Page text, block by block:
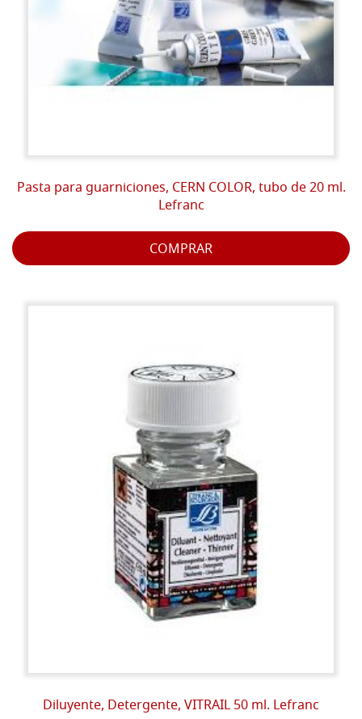
Pasta para guarniciones, CERN COLOR, tubo de 20 ml.
Lefranc
COMPRAR
Diluyente, Detergente, VITRAIL 50 ml. Lefranc